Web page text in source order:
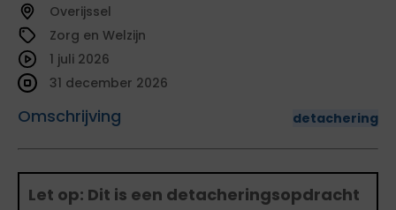
Overijssel
Zorg en Welzijn
Omschrijving detachering
1 juli 2026
31 december 2026
Let op: Dit is een detacheringsopdracht